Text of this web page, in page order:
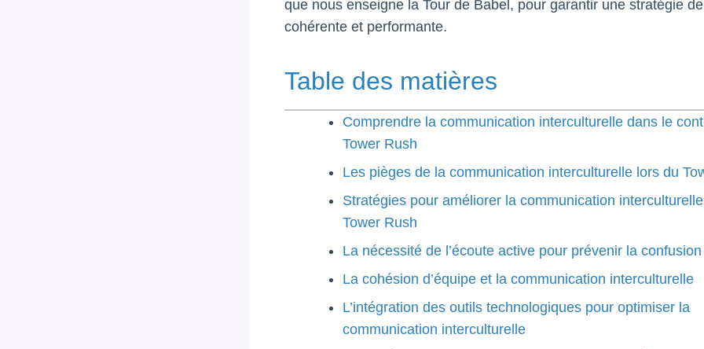
que nous enseigne la Tour de Babel, pour garantir une stratégie
cohérente et performante.
Table des matières
Comprendre la communication interculturelle dans le
Tower Rush
Les pièges de la communication interculturelle lors du
Stratégies pour améliorer la communication
Tower Rush
La nécessité de l’écoute active pour prévenir la confusion
La cohésion d’équipe et la communication interculturelle
L’intégration des outils technologiques pour optimiser la
communication interculturelle